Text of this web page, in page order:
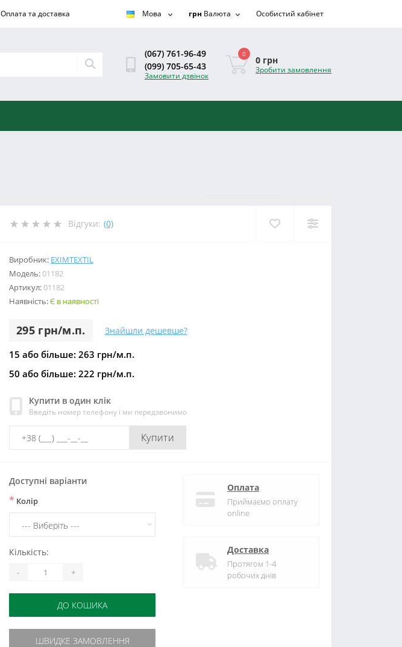
Оплата та доставка Мова грн Валюта Особистий кабінет
(067) 761-96-49
(099) 705-65-43
Замовити дзвінок
0
0 грн
Зробити замовлення
Відгуки: (0)
Виробник: EXIMTEXTIL
Модель:01182
Артикул:01182
Наявність:Є в наявності
295 грн/м.п. Знайшли дешевше?
15 або більше: 263 грн/м.п.
50 або більше: 222 грн/м.п.
Купити в один клік
Введіть номер телефону і ми передзвонимо
Купити
Доступні варіанти
* Колір
Кількість:
- +
ДО КОШИКА
ШВИДКЕ ЗАМОВЛЕННЯ
Оплата
Приймаємо оплату
online
Доставка
Протягом 1-4
робочих днів